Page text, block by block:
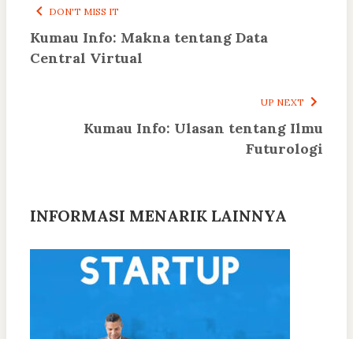
DON'T MISS IT
Kumau Info: Makna tentang Data
Central Virtual
UP NEXT
Kumau Info: Ulasan tentang Ilmu
Futurologi
INFORMASI MENARIK LAINNYA